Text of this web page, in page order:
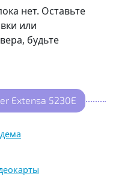
нет. Оставьте
или
будьте
Extensa 5230E